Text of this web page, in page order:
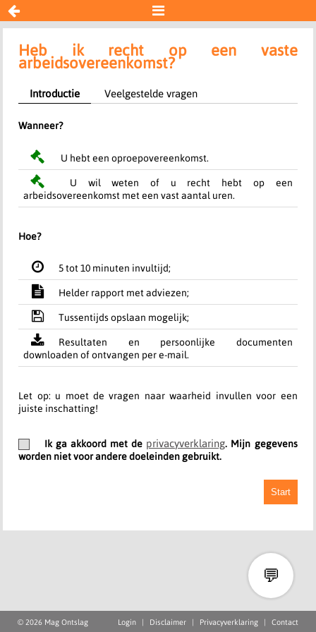
 
Aanbod vaste uren
Begin opnieuw
Heb ik recht op een vaste
arbeidsovereenkomst?
Introductie Veelgestelde vragen
Wanneer?
U hebt een oproepovereenkomst.
U wil weten of u recht hebt op een
arbeidsovereenkomst met een vast aantal uren.
Hoe?
5 tot 10 minuten invultijd;
Helder rapport met adviezen;
Tussentijds opslaan mogelijk;
Resultaten en persoonlijke documenten
downloaden of ontvangen per e-mail.
Let op: u moet de vragen naar waarheid invullen voor een
juiste inschatting!
Ik ga akkoord met de privacyverklaring. Mijn gegevens
worden niet voor andere doeleinden gebruikt.
Start
© 2026 Mag Ontslag Contact
Privacyverklaring |
Disclaimer
Login
💬